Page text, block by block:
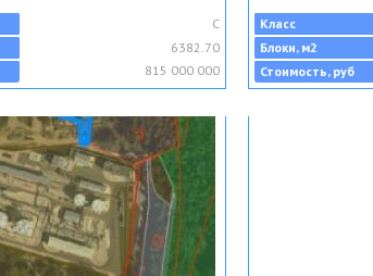
C
6382.70
815 000 000
Класс
Блоки, м2
Стоимость, руб